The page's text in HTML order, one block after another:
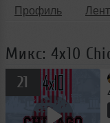
Профиль
Микс: 4x10
21